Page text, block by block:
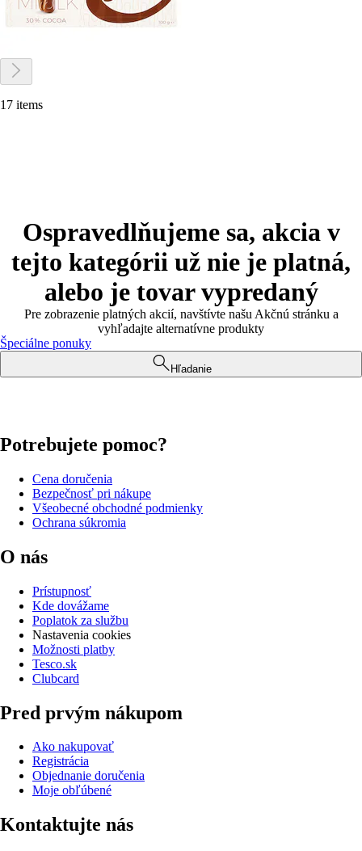
17 items
Ospravedlňujeme sa, akcia v
tejto kategórii už nie je platná,
alebo je tovar vypredaný
Pre zobrazenie platných akcií, navštívte našu Akčnú stránku a
vyhľadajte alternatívne produkty
Špeciálne ponuky
Hľadanie
Potrebujete pomoc?
Cena doručenia
Bezpečnosť pri nákupe
Všeobecné obchodné podmienky
Ochrana súkromia
O nás
Prístupnosť
Kde dovážame
Poplatok za službu
Nastavenia cookies
Možnosti platby
Tesco.sk
Clubcard
Pred prvým nákupom
Ako nakupovať
Registrácia
Objednanie doručenia
Moje obľúbené
Kontaktujte nás